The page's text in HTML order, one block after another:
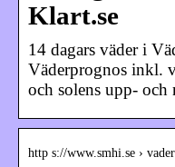
Klart.se
14 dagars väder i
Väderprognos inkl.
och solens upp- och
http s://www.smhi.se ›